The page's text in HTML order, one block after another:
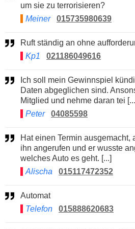
um sie zu terrorisieren?
Meiner
015735980639
Ruft ständig an ohne
Kp1
021186049616
Daten abgeglichen sind.
Mitglied und nehme daran tei
Peter
04085598
Hat einen Termin ausgemacht, als er nicht Kamm hab ich
ihn angerufen und er wusste
welches Auto es geht. [...]
Alischa
015117472352
Automat
Telefon
015888620683